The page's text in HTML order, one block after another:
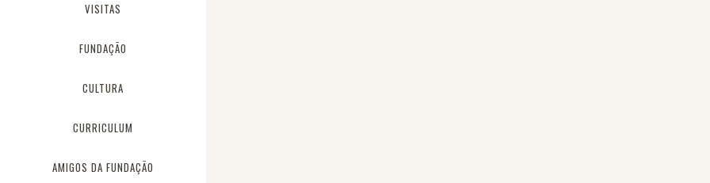
VISITAS
FUNDAÇÃO
CULTURA
CURRICULUM
AMIGOS DA FUNDAÇÃO